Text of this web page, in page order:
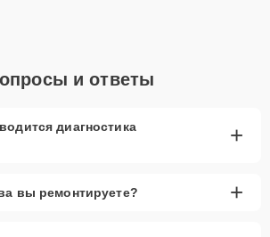
и ответы
диагностика
+
вы ремонтируете? +